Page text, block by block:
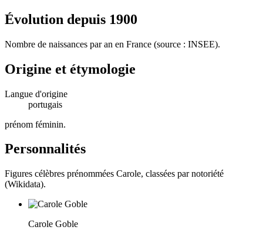
Évolution depuis 1900
Nombre de naissances par an en France (source : INSEE).
Origine et étymologie
Langue d'origine
portugais
prénom féminin.
Personnalités
Figures célèbres prénommées Carole, classées par notoriété
(Wikidata).
Carole Goble